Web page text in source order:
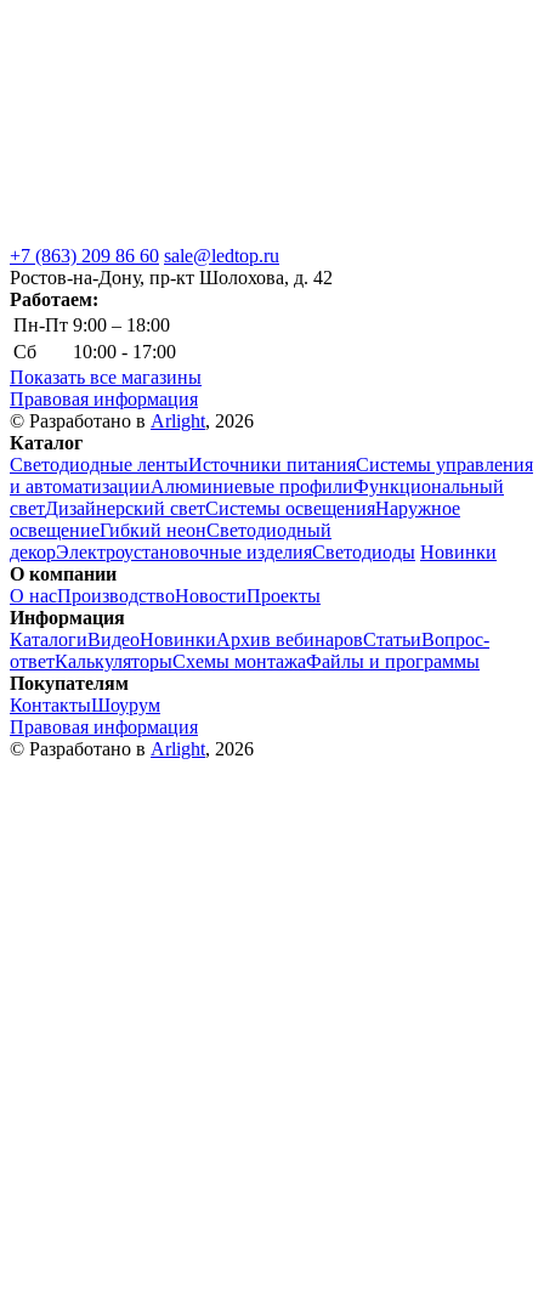
+7 (863) 209 86 60 sale@ledtop.ru
Ростов-на-Дону, пр-кт Шолохова, д. 42
Работаем:
Пн-Пт 9:00 – 18:00
Сб
10:00 - 17:00
Показать все магазины
Правовая информация
© Разработано в Arlight, 2026
Каталог
Светодиодные лентыИсточники питанияСистемы управления
и автоматизацииАлюминиевые профилиФункциональный
светДизайнерский светСистемы освещенияНаружное
освещениеГибкий неонСветодиодный
декорЭлектроустановочные изделияСветодиоды Новинки
О компании
О насПроизводствоНовостиПроекты
Информация
КаталогиВидеоНовинкиАрхив вебинаровСтатьиВопрос-
ответКалькуляторыСхемы монтажаФайлы и программы
Покупателям
КонтактыШоурум
Правовая информация
© Разработано в Arlight, 2026